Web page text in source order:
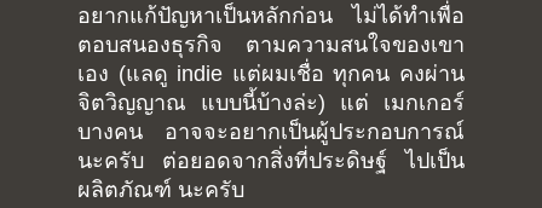
อยากแก้ปัญหาเป็นหลักก่อน ไม่ได้ทำเพื่อ
ตอบสนองธุรกิจ ตามความสนใจของเขา
เอง (แลดู indie แต่ผมเชื่อ ทุกคน คงผ่าน
จิตวิญญาณ แบบนี้บ้างล่ะ) แต่ เมกเกอร์
บางคน อาจจะอยากเป็นผู้ประกอบการณ์
นะครับ ต่อยอดจากสิ่งที่ประดิษฐ์ ไปเป็น
ผลิตภัณฑ์ นะครับ